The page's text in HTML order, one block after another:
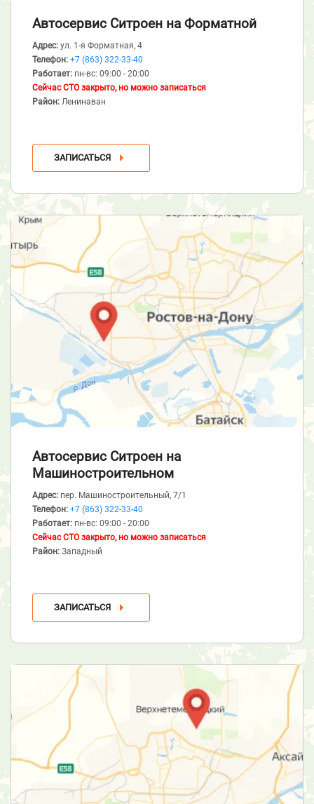
Автосервис Ситроен на Форматной
Адрес: ул. 1-я Форматная, 4
Телефон: +7 (863) 322-33-40
Работает: пн-вс: 09:00 - 20:00
Сейчас СТО закрыто, но можно записаться
Район: Ленинаван
ЗАПИСАТЬСЯ
Автосервис Ситроен на
Машиностроительном
Адрес: пер. Машиностроительный, 7/1
Телефон: +7 (863) 322-33-40
Работает: пн-вс: 09:00 - 20:00
Сейчас СТО закрыто, но можно записаться
Район: Западный
ЗАПИСАТЬСЯ